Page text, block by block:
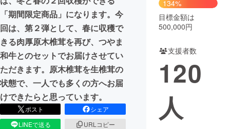
CAMPFIRE for Social Good
CAMPFIRE Creation
CAMPFIREふるさと納税machi-ya コミュニティ
「期間限定商品」になります。今
回は、第２弾として、春に収穫で
きる肉厚原木椎茸を再び、つやま
和牛とのセットでお届けさせてい
ただきます。原木椎茸を生椎茸の
状態で、一人でも多くの方へお届
けできたらと思っています。
ポスト
シェア
LINEで送る
URLコピー
134%
目標金額は
500,000円
支援者数
120
人